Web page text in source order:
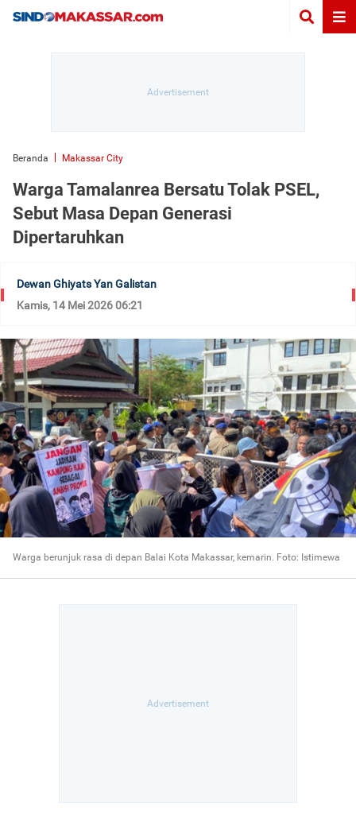
Beranda Makassar City
Warga Tamalanrea Bersatu Tolak PSEL,
Sebut Masa Depan Generasi
Dipertaruhkan
Dewan Ghiyats Yan Galistan
Kamis, 14 Mei 2026 06:21
Warga berunjuk rasa di depan Balai Kota Makassar, kemarin. Foto: Istimewa